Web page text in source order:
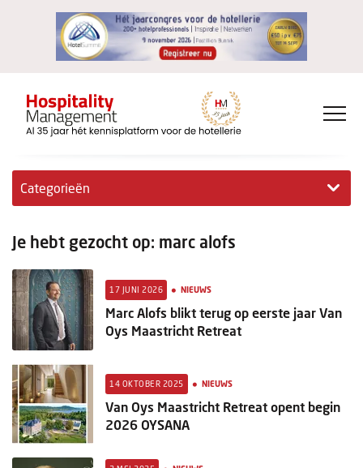
Categorieën
HM+
Jong & Ambitieus
Columns
Michelin
Nieuwe hotels
Je hebt gezocht op: marc alofs
17 JUNI 2026 • NIEUWS
Marc Alofs blikt terug op eerste jaar Van
Oys Maastricht Retreat
14 OKTOBER 2025 • NIEUWS
Van Oys Maastricht Retreat opent begin
2026 OYSANA